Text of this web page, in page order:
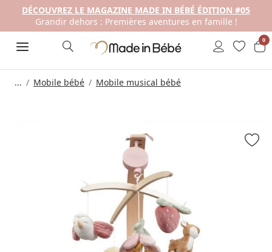
DÉCOUVREZ LE MAGAZINE MADE IN BÉBÉ ÉDITION #05
Grandir dehors : Premières aventures en famille !
0
... Mobile bébé Mobile musical bébé